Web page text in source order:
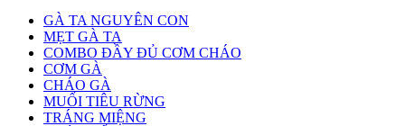
GÀ TA NGUYÊN CON
MẸT GÀ TA
COMBO ĐẦY ĐỦ CƠM CHÁO
CƠM GÀ
CHÁO GÀ
MUỐI TIÊU RỪNG
TRÁNG MIỆNG